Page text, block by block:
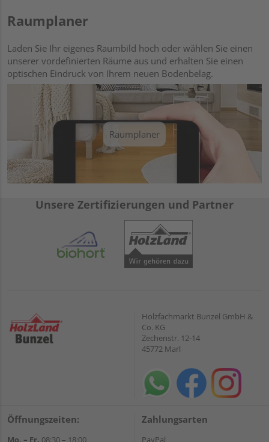
Raumplaner
Laden Sie Ihr eigenes Raumbild hoch oder wählen Sie einen
unserer vordefinierten Räume aus und erhalten Sie einen
optischen Eindruck von Ihrem neuen Bodenbelag.
Raumplaner
Unsere Zertifizierungen und Partner
Holzfachmarkt Bunzel GmbH &
Co. KG
Zechenstr. 12-14
45772 Marl
Öffnungszeiten:
Mo. – Fr. 08:30 – 18:00
Zahlungsarten
PayPal